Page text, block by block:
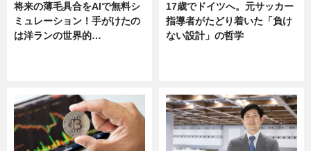
将来の薄毛具合をAIで無料シ
ミュレーション！手がけたの
は洋ランの世界的…
17歳でドイツへ。元サッカー
指導者がたどり着いた「負け
ない設計」の哲学